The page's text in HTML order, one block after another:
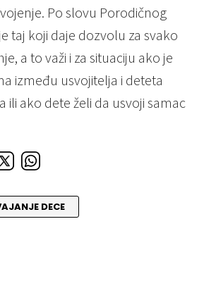
Po slovu Porodičnog
taj koji daje dozvolu za svako
a to važi i za situaciju ako je
između usvojitelja i deteta
ili ako dete želi da usvoji samac
DECE